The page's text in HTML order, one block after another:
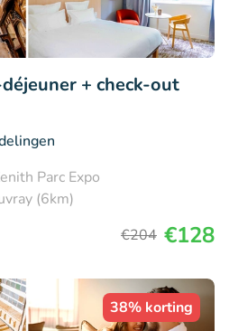
+ check-out
Parc Expo
(6km)
€204 €128
38% korting